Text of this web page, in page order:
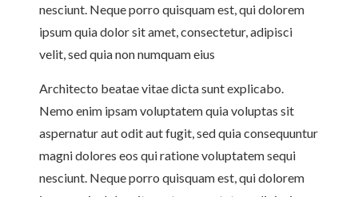
nesciunt. Neque porro quisquam est, qui dolorem
ipsum quia dolor sit amet, consectetur, adipisci
velit, sed quia non numquam eius
Architecto beatae vitae dicta sunt explicabo.
Nemo enim ipsam voluptatem quia voluptas sit
aspernatur aut odit aut fugit, sed quia consequuntur
magni dolores eos qui ratione voluptatem sequi
nesciunt. Neque porro quisquam est, qui dolorem